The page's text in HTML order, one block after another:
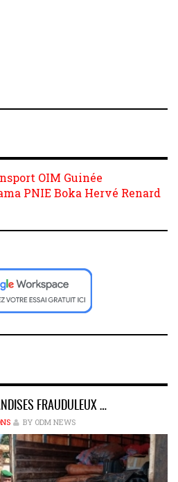
OIM Guinée
PNIE Boka Hervé Renard
FRAUDULEUX …
BY ODM NEWS